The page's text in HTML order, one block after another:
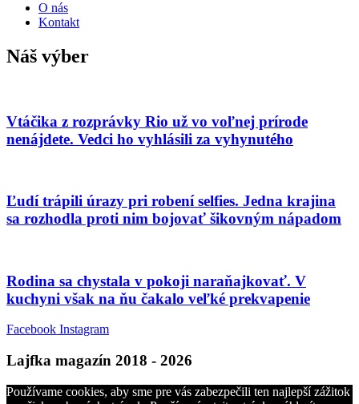
O nás
Kontakt
Náš výber
Vtáčika z rozprávky Rio už vo voľnej prírode
nenájdete. Vedci ho vyhlásili za vyhynutého
Ľudí trápili úrazy pri robení selfies. Jedna krajina
sa rozhodla proti nim bojovať šikovným nápadom
Rodina sa chystala v pokoji naraňajkovať. V
kuchyni však na ňu čakalo veľké prekvapenie
Facebook Instagram
Lajfka magazín 2018 - 2026
Používame cookies, aby sme pre vás zabezpečili ten najlepší zážitok